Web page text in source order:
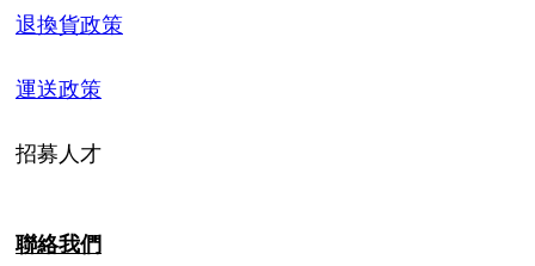
退換貨政策
運送政策
招募人才
聯絡我們